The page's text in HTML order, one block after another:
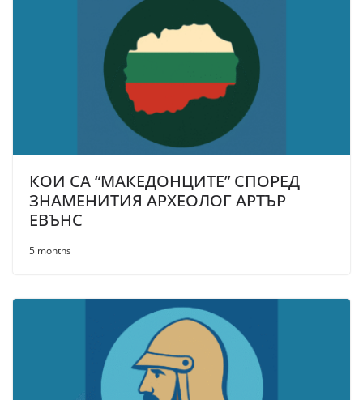
КОИ СА “МАКЕДОНЦИТЕ” СПОРЕД
ЗНАМЕНИТИЯ АРХЕОЛОГ АРТЪР
ЕВЪНС
5 months